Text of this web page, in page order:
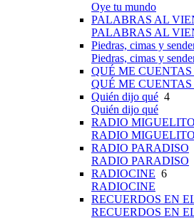
Oye tu mundo
PALABRAS AL
PALABRAS AL
Piedras, cimas y
Piedras, cimas y
QUÉ ME
QUÉ ME
Quién dijo qué 4
Quién dijo qué
RADIO
RADIO
RADIO PARADISO
RADIO PARADISO
RADIOCINE 6
RADIOCINE
RECUERDOS EN
RECUERDOS EN